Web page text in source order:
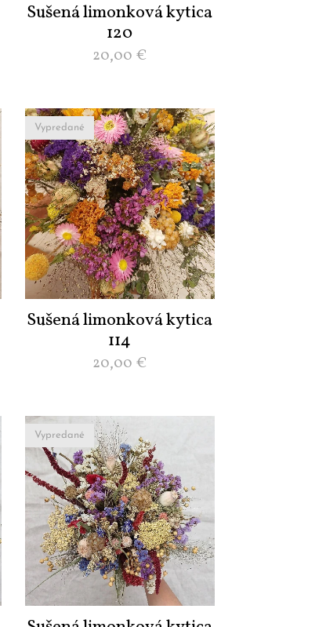
Sušená limonková kytica
120
20,00 €
Sušená limonková kytica
114
Vypredané
20,00 €
Vypredané